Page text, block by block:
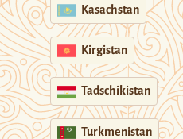
Kasachstan
Kirgistan
Tadschikistan
Turkmenistan